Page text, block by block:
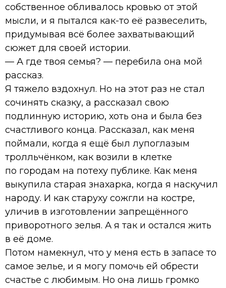
собственное обливалось кровью от этой
мысли, и я пытался как-то её развеселить,
придумывая всё более захватывающий
сюжет для своей истории.
— А где твоя семья? — перебила она мой
рассказ.
Я тяжело вздохнул. Но на этот раз не стал
сочинять сказку, а рассказал свою
подлинную историю, хоть она и была без
счастливого конца. Рассказал, как меня
поймали, когда я ещё был лупоглазым
тролльчёнком, как возили в клетке
по городам на потеху публике. Как меня
выкупила старая знахарка, когда я наскучил
народу. И как старуху сожгли на костре,
уличив в изготовлении запрещённого
приворотного зелья. А я так и остался жить
в её доме.
Потом намекнул, что у меня есть в запасе то
самое зелье, и я могу помочь ей обрести
счастье с любимым. Но она лишь громко